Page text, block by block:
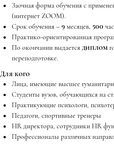
Заочная форма обучения с
(интернет ZOOM).
Срок обучения – 9 месяцев, 500
Практико-ориентированная
По окончании выдается диплом
переподготовке.
Для кого
Лица, имеющие высшее
Студенты вузов, обучающихся на
Практикующие психологи,
Педагоги, спортивные тренеры
HR директора, сотрудники HR
Профессионалы различных